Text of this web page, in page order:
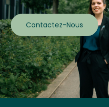
Contactez-Nous